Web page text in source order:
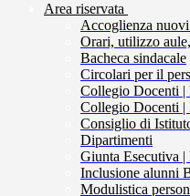
Area riservata
Accoglienza
Orari, utilizzo
Bacheca sindacale
Circolari per il
Collegio Docenti |
Collegio Docenti |
Consiglio di
Dipartimenti
Giunta Esecutiva
Inclusione alunni
Modulistica